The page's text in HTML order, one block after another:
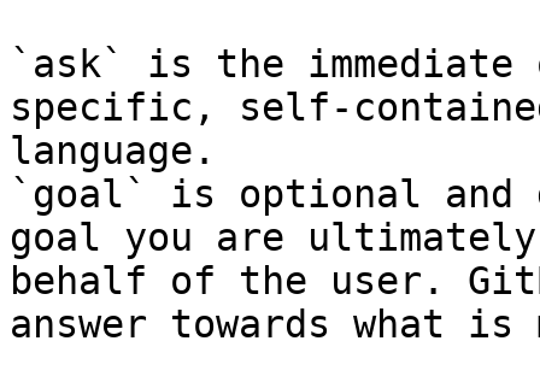
`ask` is the
specific, self-
language.
`goal` is optional and
goal you are
behalf of the user.
answer towards what